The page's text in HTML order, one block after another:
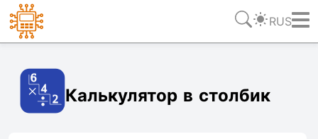
RUS
Калькулятор в столбик